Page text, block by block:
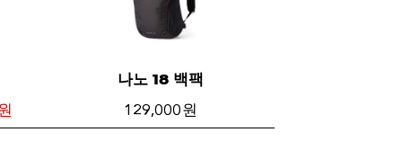
나노 18 백팩
129,000 원